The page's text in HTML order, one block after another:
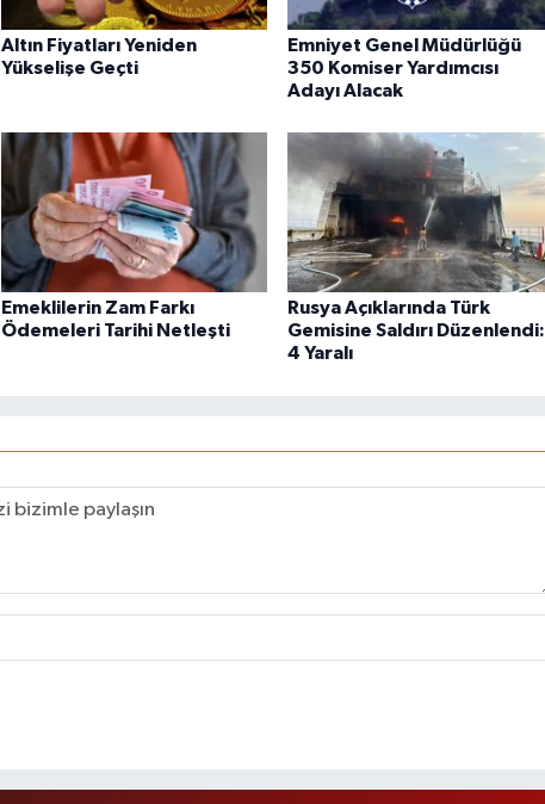
Altın Fiyatları Yeniden
Yükselişe Geçti
Emniyet Genel Müdürlüğü
350 Komiser Yardımcısı
Adayı Alacak
Emeklilerin Zam Farkı
Ödemeleri Tarihi Netleşti
Rusya Açıklarında Türk
Gemisine Saldırı Düzenlendi:
4 Yaralı